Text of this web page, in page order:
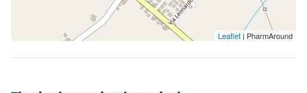
Leaflet | PharmAround